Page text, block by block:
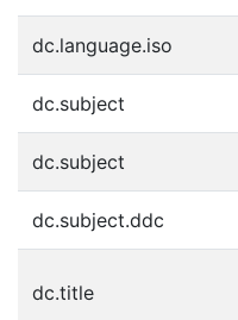
dc.language.iso
dc.subject
dc.subject
dc.subject.ddc
dc.title